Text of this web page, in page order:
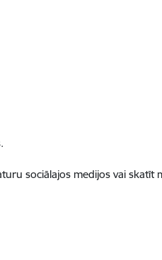
sociālajos medijos vai